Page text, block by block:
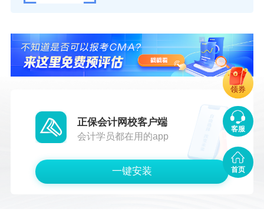
详情>>
福利及全勤奖：完成课程，即可获取学习大礼包，包含CM
A前导课程、Excel实操技能课程、CMA历年样卷、管理能
力提升计划、重点大纲、思维导图。完成三场直播课程学
习，可获取全勤奖，奖品为IMA协会定制晴雨伞、IMA协会
定制充电宝、IMA协会定制马克杯套装三选一。
薪动好课+甄选资料+精美好礼
正保会计网校客户端
会计学员都在用的app
一键安装
客服
首页
领券